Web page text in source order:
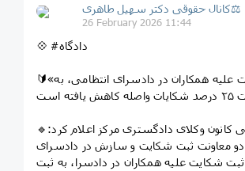
کانال حقوقی دکتر سهيل طاهری⚖
26 February 2026 11:44
💠 #دادگاه
🔰«ثبت» شکایت علیه همکاران در دادسرای انتظامی، به
یافته است
🔹دادستان انتظامی کانون وکلای دادگستری مرکز اعلام کرد:
معاونت ثبت شکایت و سازش در دادسرای
ثبت شکایت علیه همکاران در دادسرا، به ثبت